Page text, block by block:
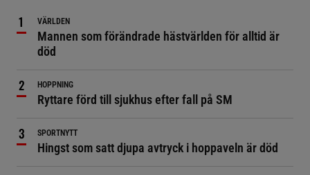
VÄRLDEN
Mannen som förändrade hästvärlden för alltid är
död
HOPPNING
Ryttare förd till sjukhus efter fall på SM
SPORTNYTT
Hingst som satt djupa avtryck i hoppaveln är död